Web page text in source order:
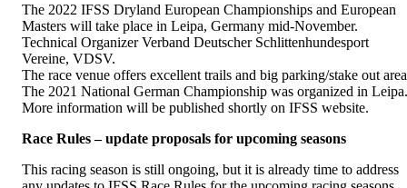
The 2022 IFSS Dryland European Championships and European
Masters will take place in Leipa, Germany mid-November.
Technical Organizer Verband Deutscher Schlittenhundesport
Vereine, VDSV.
The race venue offers excellent trails and big parking/stake out
The 2021 National German Championship was organized in Leipa.
More information will be published shortly on IFSS website.
Race Rules – update proposals for upcoming seasons
This racing season is still ongoing, but it is already time to address